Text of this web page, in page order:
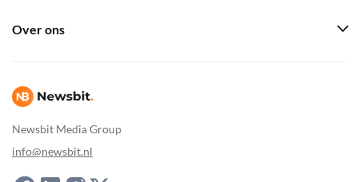
Newsbit Media Group
info@newsbit.nl
Over ons